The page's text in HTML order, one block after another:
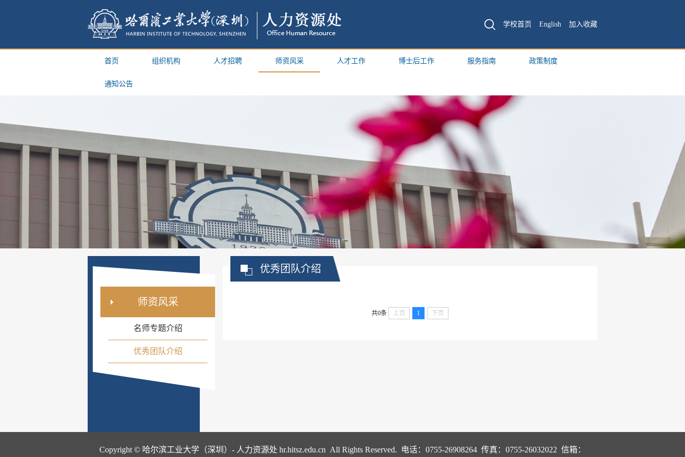
学校首页 English 加入收藏
首页 组织机构 人才招聘 师资风采 人才工作 博士后工作 服务指南 政策制度
通知公告
当前位置： 首页 >师资风采 > 优秀团队介绍
师资风采
名师专题介绍
优秀团队介绍
优秀团队介绍
共0条 上页 1 下页
Copyright © 哈尔滨工业大学（深圳）- 人力资源处 hr.hitsz.edu.cn All Rights Reserved. 电话：0755-26908264 传真：0755-26032022 信箱：